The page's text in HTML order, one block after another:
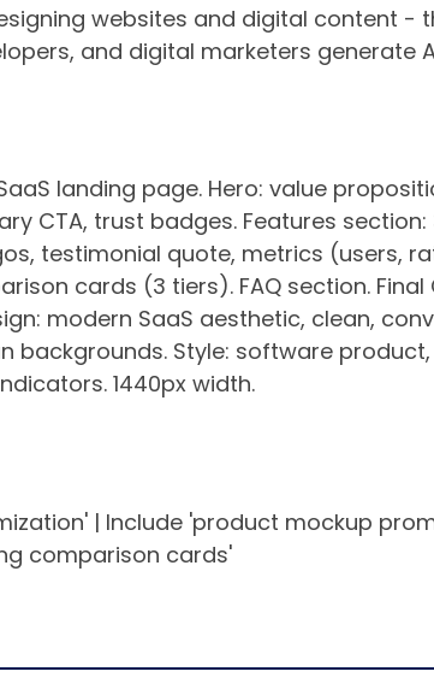
websites and digital content -
and digital marketers generate
landing page. Hero: value
CTA, trust badges. Features
testimonial quote, metrics (users,
cards (3 tiers). FAQ section.
modern SaaS aesthetic, clean,
backgrounds. Style: software
1440px width.
| Include 'product mockup
comparison cards'